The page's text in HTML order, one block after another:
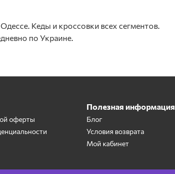
Кеды и кроссовки всех сегментов.
по Украине.
оферты
Полезная информация
Блог
Условия возврата
Мой кабинет